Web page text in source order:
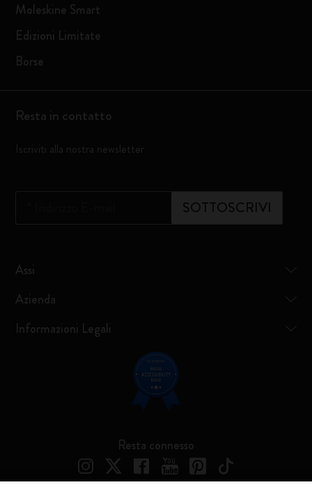
Moleskine Smart
Edizioni Limitate
Borse
Resta in contatto
Iscriviti alla nostra newsletter
SOTTOSCRIVI
Assi
Azienda
Informazioni Legali
Resta connesso